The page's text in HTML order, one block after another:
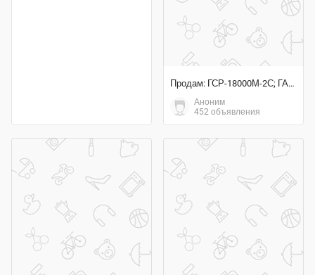
Продам: ГСР-18000М-2С; ГА133-100-1К; ЭМТ-231А; 772Д; ЭК-69
Аноним
452 объявления